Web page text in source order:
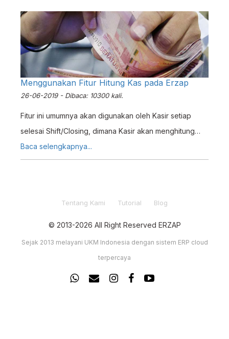
Menggunakan Fitur Hitung Kas pada Erzap
26-06-2019 - Dibaca: 10300 kali.
Fitur ini umumnya akan digunakan oleh Kasir setiap
selesai Shift/Closing, dimana Kasir akan menghitung
Kas Fisik hasil penjualan atau Kas Kecil, dan
menginputkan hasil perhitungan tersebut ke dalam
selisih, Admin hendaknya meginfokan ke Kasir untuk
menghitung kembali Kas Kecil yang jumlahnya selisih
tersebut.
Baca selengkapnya...
Tentang Kami Tutorial Blog
© 2013-2026 All Right Reserved ERZAP
Sejak 2013 melayani UKM Indonesia dengan sistem ERP cloud
terpercaya